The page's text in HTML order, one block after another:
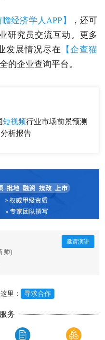
瞻经济学人APP】
，还可
研究员交流互动。更多
发展情况尽在
【企查猫
的企业查询平台。
短视频行业市场前景预测
析报告
师)
邀请演讲
里： 寻求合作
务